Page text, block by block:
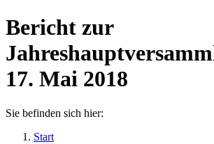
Bericht zur
17. Mai 2018
Sie befinden sich hier:
Start